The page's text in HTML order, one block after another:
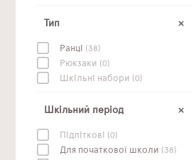
Тип
Ранці (38)
Рюкзаки (0)
Шкільні набори (0)
Шкільний період
Підліткові (0)
Для початкової школи (38)